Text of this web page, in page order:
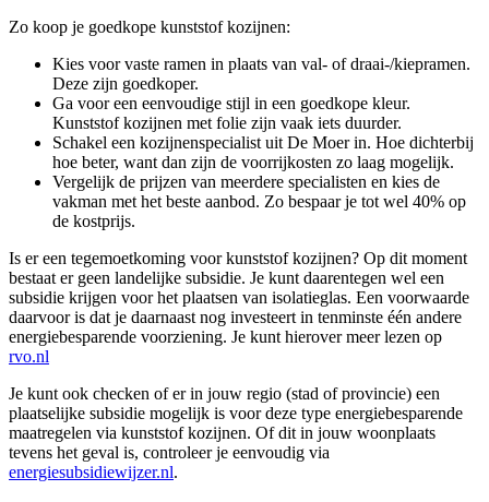
Zo koop je goedkope kunststof kozijnen:
Kies voor vaste ramen in plaats van val- of draai-/kiepramen.
Deze zijn goedkoper.
Ga voor een eenvoudige stijl in een goedkope kleur.
Kunststof kozijnen met folie zijn vaak iets duurder.
Schakel een kozijnenspecialist uit De Moer in. Hoe dichterbij
hoe beter, want dan zijn de voorrijkosten zo laag mogelijk.
Vergelijk de prijzen van meerdere specialisten en kies de
vakman met het beste aanbod. Zo bespaar je tot wel 40% op
de kostprijs.
Is er een tegemoetkoming voor kunststof kozijnen? Op dit moment
bestaat er geen landelijke subsidie. Je kunt daarentegen wel een
subsidie krijgen voor het plaatsen van isolatieglas. Een voorwaarde
daarvoor is dat je daarnaast nog investeert in tenminste één andere
energiebesparende voorziening. Je kunt hierover meer lezen op
rvo.nl
Je kunt ook checken of er in jouw regio (stad of provincie) een
plaatselijke subsidie mogelijk is voor deze type energiebesparende
maatregelen via kunststof kozijnen. Of dit in jouw woonplaats
tevens het geval is, controleer je eenvoudig via
energiesubsidiewijzer.nl.